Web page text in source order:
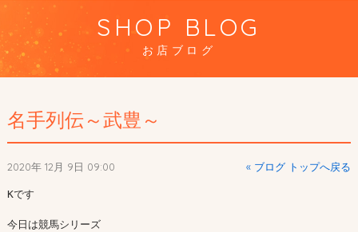
SHOP BLOG
お店ブログ
名手列伝～武豊～
2020年 12月 9日 09:00 « ブログ トップへ戻る
Kです
今日は競馬シリーズ